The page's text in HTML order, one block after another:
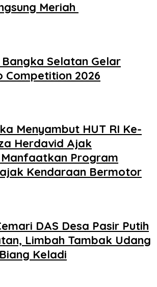
Meriah
Selatan Gelar
Competition 2026
Menyambut HUT RI Ke-
Herdavid Ajak
Program
Kendaraan Bermotor
DAS Desa Pasir Putih
Limbah Tambak Udang
Keladi